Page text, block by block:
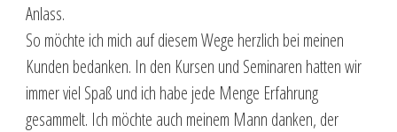
Anlass.
So möchte ich mich auf diesem Wege herzlich bei meinen
Kunden bedanken. In den Kursen und Seminaren hatten wir
immer viel Spaß und ich habe jede Menge Erfahrung
gesammelt. Ich möchte auch meinem Mann danken, der